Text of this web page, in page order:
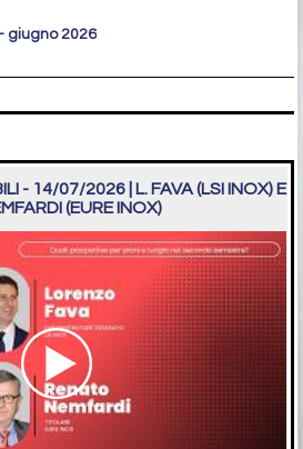
giugno 2026
- 14/07/2026 | L. FAVA (LSI INOX) E
(EURE INOX)